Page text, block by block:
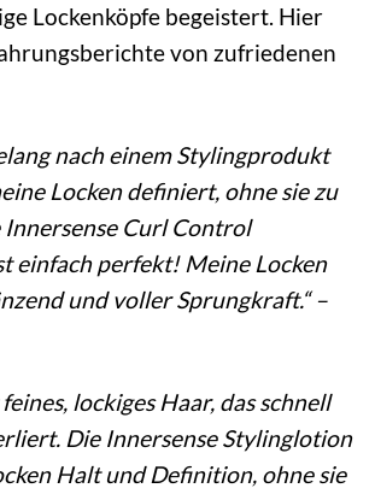
Lockenköpfe begeistert. Hier
von zufriedenen
nach einem Stylingprodukt
Locken definiert, ohne sie zu
Innersense Curl Control
einfach perfekt! Meine Locken
und voller Sprungkraft.“ –
lockiges Haar, das schnell
Die Innersense Stylinglotion
Halt und Definition, ohne sie